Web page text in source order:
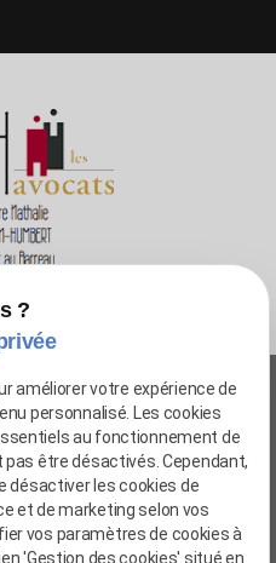
00 14
69003 LYON
- 69780 MIONS
newsletter
?
améliorer votre expérience de
personnalisé. Les cookies
au fonctionnement de
être désactivés. Cependant,
désactiver les cookies de
et de marketing selon vos
vos paramètres de cookies à
'Gestion des cookies' situé en